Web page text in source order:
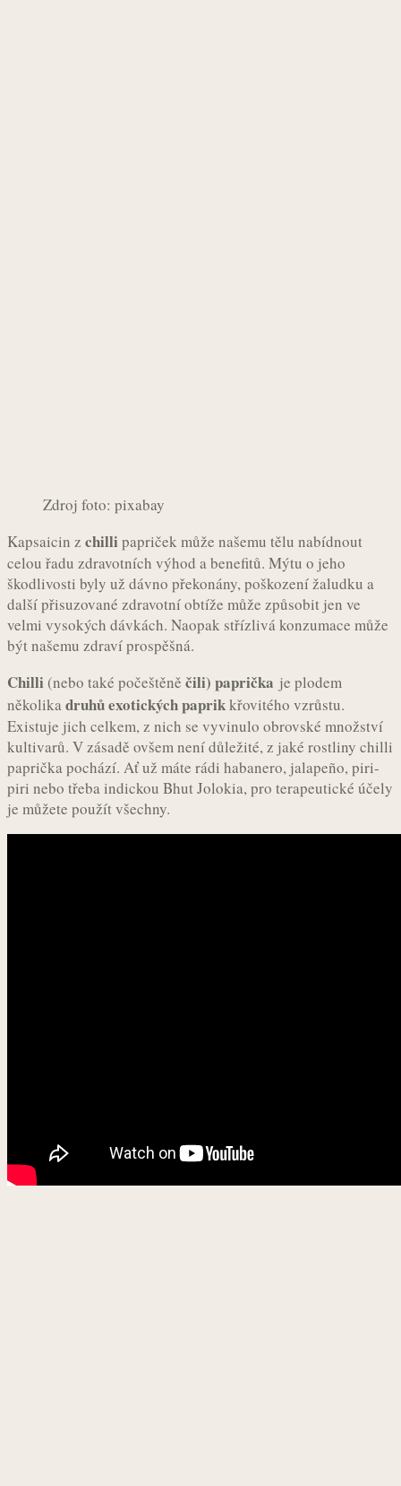
Zdroj foto: pixabay
Kapsaicin z chilli papriček může našemu tělu nabídnout
celou řadu zdravotních výhod a benefitů. Mýtu o jeho
škodlivosti byly už dávno překonány, poškození žaludku a
další přisuzované zdravotní obtíže může způsobit jen ve
velmi vysokých dávkách. Naopak střízlivá konzumace může
být našemu zdraví prospěšná.
Chilli (nebo také počeštěně čili) paprička je plodem
několikadruhů exotických paprikkřovitého vzrůstu.
Existuje jich celkem, z nich se vyvinulo obrovské množství
kultivarů. V zásadě ovšem není důležité, z jaké rostliny chilli
paprička pochází. Ať už máte rádi habanero, jalapeño, piri-
piri nebo třeba indickou Bhut Jolokia, pro terapeutické účely
je můžete použít všechny.